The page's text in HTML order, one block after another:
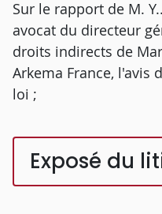
Sur le rapport de M.
avocat du directeur
droits indirects de
Arkema France, l'avis
loi ;
Exposé du